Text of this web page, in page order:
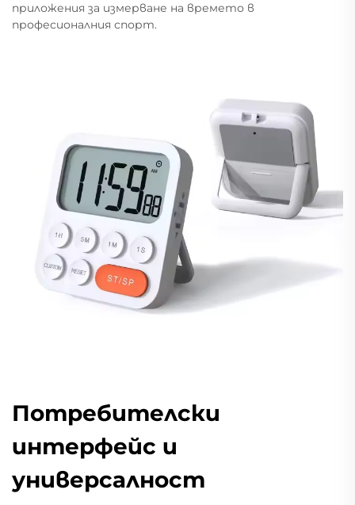
приложения за измерване на времето в
професионалния спорт.
Потребителски
интерфейс и
универсалност